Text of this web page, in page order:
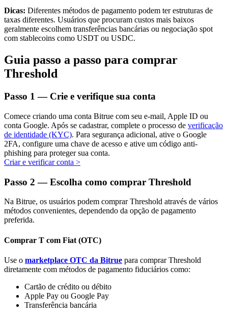
Investimento Automático
Obtenha lucro a longo prazo e interesses flexíveis
Aprenda a apostar
Aprenda como ganhar renda passiva
AI
Parceiros Bitrue
Dicas: Diferentes métodos de pagamento podem ter estruturas de
taxas diferentes. Usuários que procuram custos mais baixos
geralmente escolhem transferências bancárias ou negociação spot
com stablecoins como USDT ou USDC.
Guia passo a passo para comprar
Threshold
Passo 1 — Crie e verifique sua conta
Comece criando uma conta Bitrue com seu e-mail, Apple ID ou
conta Google. Após se cadastrar, complete o processo de verificação
de identidade (KYC). Para segurança adicional, ative o Google
2FA, configure uma chave de acesso e ative um código anti-
phishing para proteger sua conta.
Criar e verificar conta >
Passo 2 — Escolha como comprar Threshold
Na Bitrue, os usuários podem comprar Threshold através de vários
métodos convenientes, dependendo da opção de pagamento
preferida.
Comprar T com Fiat (OTC)
Use o marketplace OTC da Bitrue para comprar Threshold
diretamente com métodos de pagamento fiduciários como:
Cartão de crédito ou débito
Apple Pay ou Google Pay
Transferência bancária